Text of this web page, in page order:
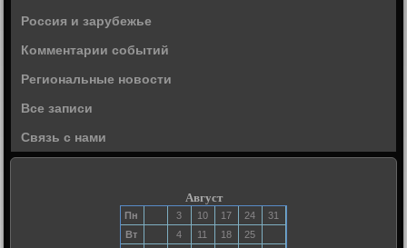
Россия и зарубежье
Комментарии событий
Региональные новости
Все записи
Связь с нами
Август
Пн 3 10 17 24
31
Вт
4 11 18
25